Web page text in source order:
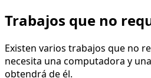
Trabajos que no
Existen varios trabajos que no
necesita una computadora y
obtendrá de él.